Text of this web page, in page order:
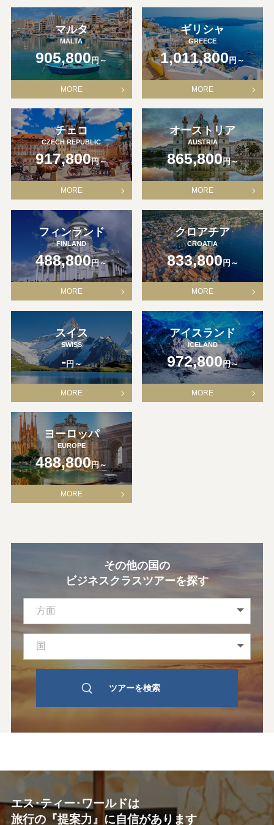
マルタ
MALTA
905,800円～
MORE
ギリシャ
GREECE
1,011,800円～
MORE
チェコ
CZECH REPUBLIC
917,800円～
MORE
オーストリア
AUSTRIA
865,800円～
MORE
フィンランド
FINLAND
488,800円～
MORE
クロアチア
CROATIA
833,800円～
MORE
スイス
SWISS
-円～
MORE
アイスランド
ICELAND
972,800円～
MORE
ヨーロッパ
EUROPE
488,800円～
MORE
その他の国の
ビジネスクラスツアーを探す
エス･ティー･ワールドは
旅行の『提案力』に自信があります